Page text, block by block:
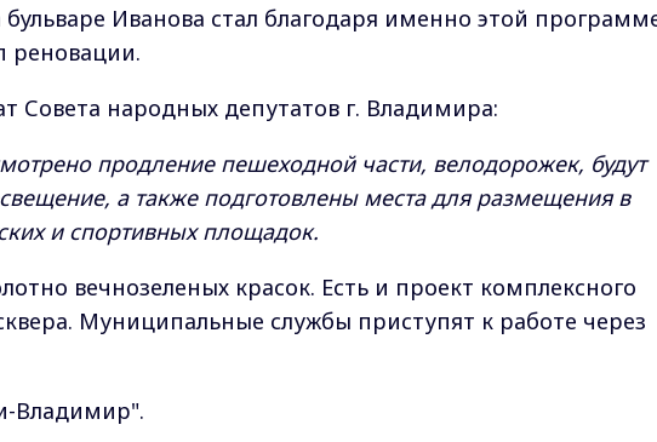
Иванова стал благодаря именно этой
реновации.
Совета народных депутатов г. Владимира:
продление пешеходной части, велодорожек, будут
а также подготовлены места для размещения в
и спортивных площадок.
вечнозеленых красок. Есть и проект комплексного
Муниципальные службы приступят к работе через
Владимир".